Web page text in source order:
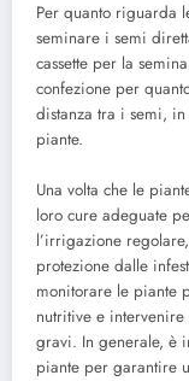
Per quanto riguarda
seminare i semi
cassette per la
confezione per
distanza tra i semi,
piante.
Una volta che le
loro cure adeguate
l’irrigazione
protezione dalle
monitorare le piante
nutritive e
gravi. In generale, è
piante per garantire